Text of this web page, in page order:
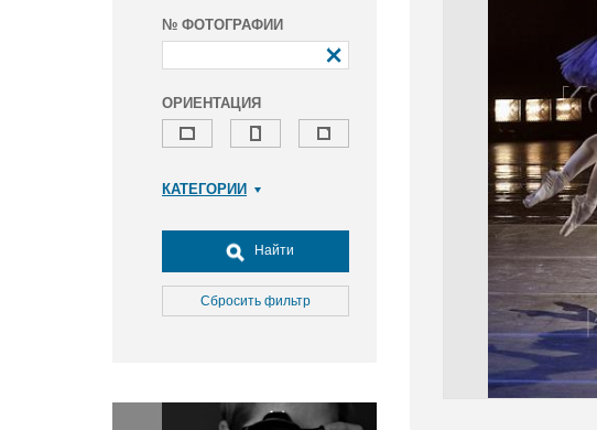
№ ФОТОГРАФИИ
ОРИЕНТАЦИЯ
КАТЕГОРИИ
Досуг, туризм и отдых
Культура
Медицина
Окружающая среда
Найти
Сбросить фильтр